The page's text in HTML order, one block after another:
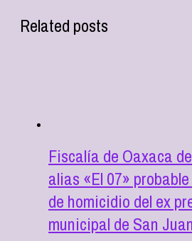
Related posts
Fiscalía de Oaxaca
alias «El 07»
de homicidio del ex
municipal de San